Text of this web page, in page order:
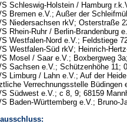
Schleswig-Holstein / Hamburg
Bremen e.V.; Außer der
Niedersachsen rkV; Osterstraße
Rhein-Ruhr / Berlin-Brandenburg
Westfalen-Nord e.V.; Feldstiege
Westfalen-Süd rkV; Heinrich-
Mosel / Saar e.V.; Boxbergweg
Sachsen e.V.; Schützenhöhe 11;
Limburg / Lahn e.V.; Auf der
Verrechnungsstelle
Südwest e.V.; c 8, 9; 68159
Baden-Württemberg e.V.; Bruno-